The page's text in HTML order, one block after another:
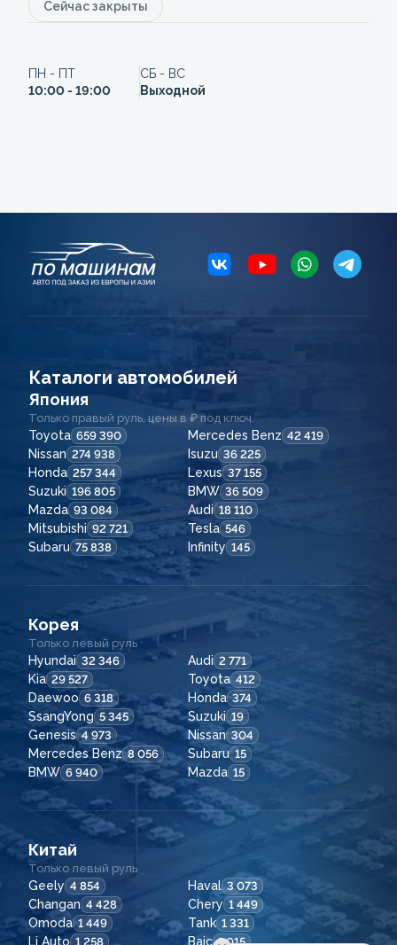
Сейчас закрыты
ПН - ПТ
10:00 - 19:00
СБ - ВС
Выходной
Каталоги автомобилей
Япония
Только правый руль, цены в ₽ под ключ.
Toyota 659 390 Mercedes Benz 42 419
Nissan 274 938 Isuzu 36 225
Honda 257 344 Lexus 37 155
Suzuki 196 805 BMW 36 509
Mazda 93 084 Audi 18 110
Mitsubishi 92 721 Tesla 546
Subaru 75 838 Infinity 145
Корея
Только левый руль
Hyundai 32 346 Audi 2 771
Kia 29 527 Toyota 412
Daewoo 6 318 Honda 374
SsangYong 5 345 Suzuki 19
Genesis 4 973 Nissan 304
Mercedes Benz 8 056 Subaru 15
BMW 6 940 Mazda 15
Китай
Только левый руль
Geely 4 854 Haval 3 073
Changan 4 428 Chery 1 449
Omoda 1 449 Tank 1 331
Li Auto 1 258 Baic 1 015